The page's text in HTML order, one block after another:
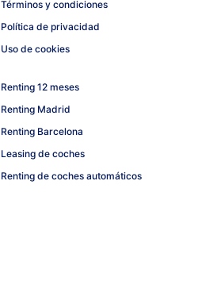
Términos y condiciones
Política de privacidad
Uso de cookies
Renting 12 meses
Renting Madrid
Renting Barcelona
Leasing de coches
Renting de coches automáticos